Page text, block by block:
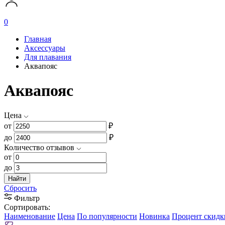
0
Главная
Аксессуары
Для плавания
Аквапояс
Аквапояс
Цена
от
₽
до
₽
Количество отзывов
от
до
Найти
Сбросить
Фильтр
Сортировать:
Наименование Цена По популярности Новинка Процент